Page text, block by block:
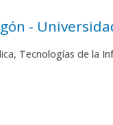
-
Tecnologías de la